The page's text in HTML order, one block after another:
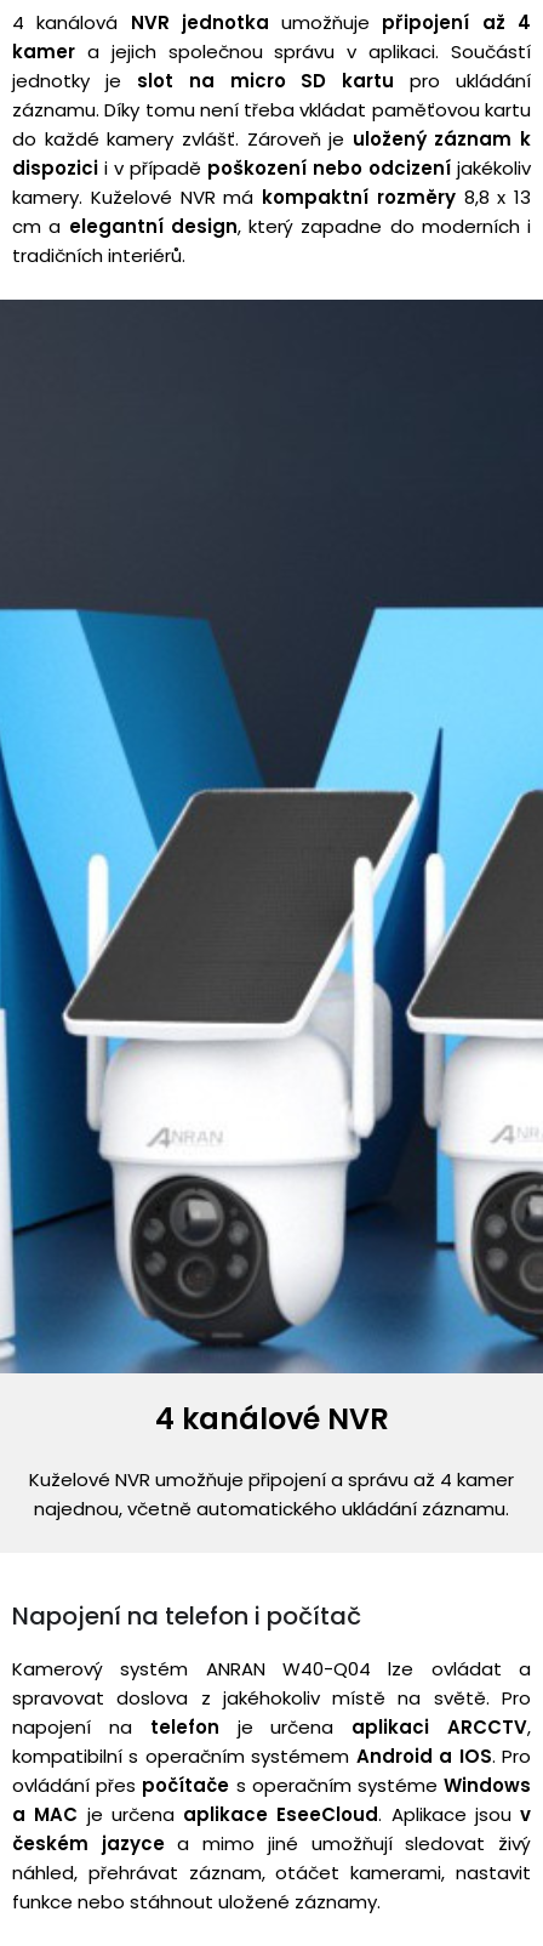
4 kanálová NVR jednotka umožňuje připojení až 4
kamer a jejich společnou správu v aplikaci. Součástí
jednotky je slot na micro SD kartu pro ukládání
záznamu. Díky tomu není třeba vkládat paměťovou kartu
do každé kamery zvlášť. Zároveň je uložený záznam k
dispozici i v případě poškození nebo odcizení jakékoliv
kamery. Kuželové NVR má kompaktní rozměry8,8 x 13
cm a elegantní design, který zapadne do moderních i
tradičních interiérů.
4 kanálové NVR
Kuželové NVR umožňuje připojení a správu až 4 kamer
najednou, včetně automatického ukládání záznamu.
Napojení na telefon i počítač
Kamerový systém ANRAN W40-Q04 lze ovládat a
spravovat doslova z jakéhokoliv místě na světě. Pro
napojení na telefon je určena aplikaci ARCCTV,
kompatibilní s operačním systémem Android a IOS. Pro
ovládání přes počítače s operačním systémeWindows
a MAC je určena aplikace EseeCloud. Aplikace jsou v
českém jazycea mimo jiné umožňují sledovat živý
náhled, přehrávat záznam, otáčet kamerami, nastavit
funkce nebo stáhnout uložené záznamy.